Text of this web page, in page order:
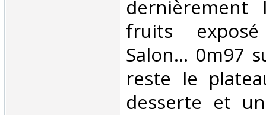
fruits
Salon... 0m97
reste le
desserte et